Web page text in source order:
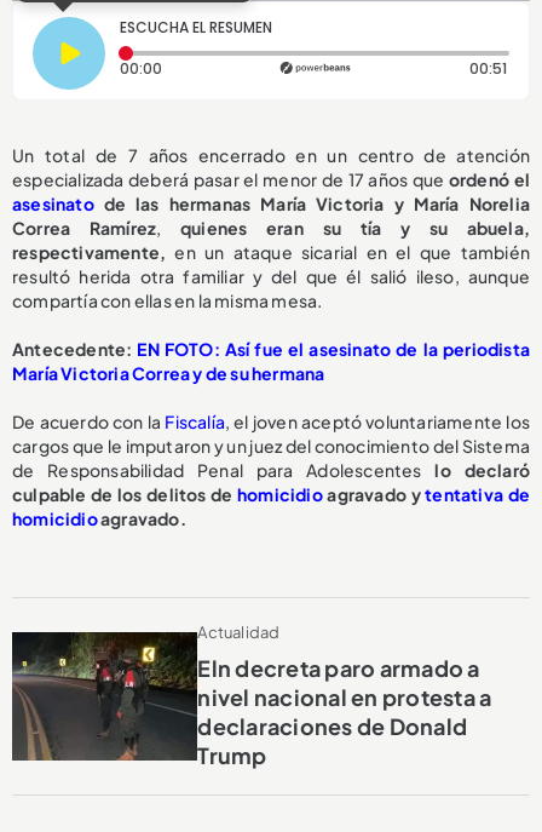
ESCUCHA EL RESUMEN
00:00 Tiempo transcurrido: 0 segundos 00:51
Un total de 7 años encerrado en un centro de atención
especializada deberá pasar el menor de 17 años que ordenó el
asesinatode las hermanas María Victoria y María Norelia
Correa Ramírez,quienes eran su tía y su abuela,
respectivamente,en un ataque sicarial en el que también
resultó herida otra familiar y del que él salió ileso, aunque
compartía con ellas en la misma mesa.
Antecedente: EN FOTO: Así fue el asesinato de la periodista
María Victoria Correa y de su hermana
De acuerdo con la Fiscalía, el joven aceptó voluntariamente los
cargos que le imputaron y un juez del conocimiento del Sistema
de Responsabilidad Penal para Adolescenteslo declaró
culpable de los delitos dehomicidioagravado ytentativa de
homicidioagravado.
Actualidad
Eln decreta paro armado a
nivel nacional en protesta a
declaraciones de Donald
Trump